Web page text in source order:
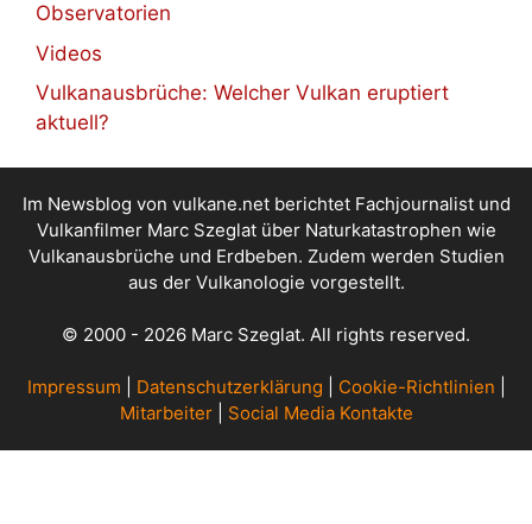
Observatorien
Videos
Vulkanausbrüche: Welcher Vulkan eruptiert
aktuell?
Im Newsblog von vulkane.net berichtet Fachjournalist und
Vulkanfilmer Marc Szeglat über Naturkatastrophen wie
Vulkanausbrüche und Erdbeben. Zudem werden Studien
aus der Vulkanologie vorgestellt.
© 2000 - 2026 Marc Szeglat. All rights reserved.
Impressum Datenschutzerklärung Cookie-Richtlinien
Mitarbeiter| Social Media Kontakte